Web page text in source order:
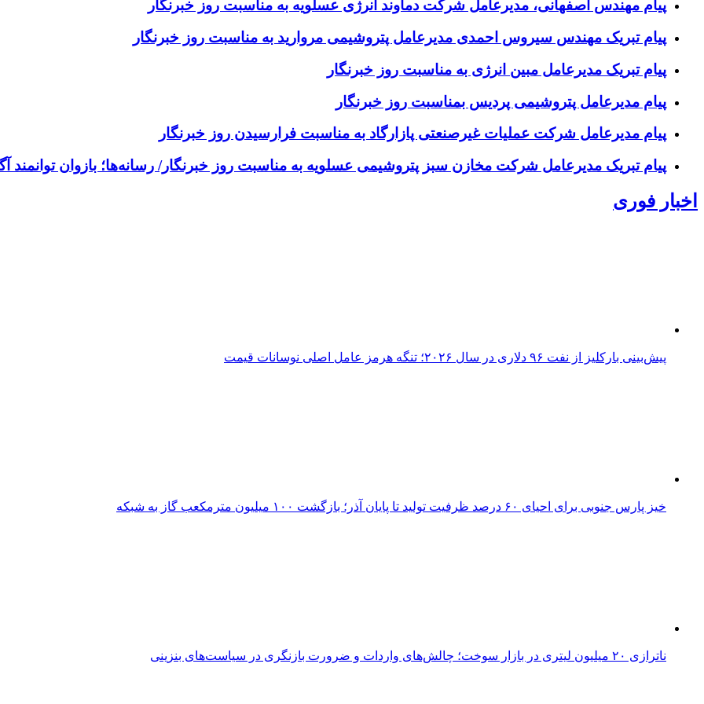
پیام مهندس اصفهانی، مدیرعامل شرکت دماوند انرژی عسلویه به مناسبت روز خبرنگار
پیام تبریک مهندس سیروس احمدی مدیرعامل پتروشیمی مروارید به مناسبت روز خبرنگار
پیام تبریک مدیرعامل مبین انرژی به مناسبت روز خبرنگار
پیام مدیرعامل پتروشیمی پردیس بمناسبت روز خبرنگار
پیام مدیرعامل شرکت عملیات غیرصنعتی پازارگاد به مناسبت فرارسیدن روز خبرنگار
پیام تبریک مدیرعامل شرکت مخازن سبز پتروشیمی عسلویه به مناسبت روز خبرنگار/ رسانه‌ها؛ بازوان
اخبار فوری
پیش‌بینی بارکلیز از نفت ۹۶ دلاری در سال ۲۰۲۶؛ تنگه هرمز عامل اصلی نوسانات قیمت
خیز پارس جنوبی برای احیای ۶۰ درصد ظرفیت تولید تا پایان آذر؛ بازگشت ۱۰۰ میلیون مترمکعب گاز به شبکه
ناترازی ۲۰ میلیون لیتری در بازار سوخت؛ چالش‌های واردات و ضرورت بازنگری در سیاست‌های بنزینی